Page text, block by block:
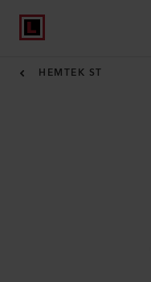
HEMTEK ST